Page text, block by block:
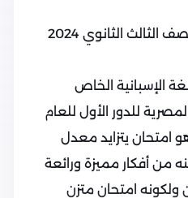
امتحان اللغة الاسبانيه للصف الثالث الثانوي 2024
الإسبانية الخاص
للدور الأول للعام
2024م، وهو امتحان يتزايد معدل
من أفكار مميزة ورائعة
ولكونه امتحان متزن